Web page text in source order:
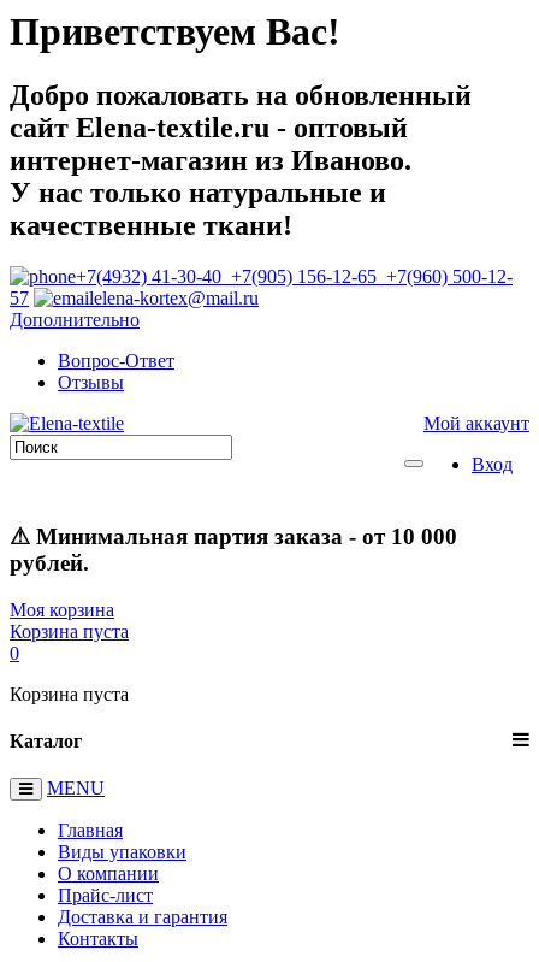
Приветствуем Вас!
Добро пожаловать на обновленный
сайт Elena-textile.ru - оптовый
интернет-магазин из Иваново.
У нас только натуральные и
качественные ткани!
+7(4932) 41-30-40 +7(905) 156-12-65 +7(960) 500-12-
57
elena-kortex@mail.ru
Дополнительно
Вопрос-Ответ
Отзывы
Мой аккаунт
Вход
⚠ Минимальная партия заказа - от 10 000
рублей.
Моя корзина
Корзина пуста
0
Корзина пуста
Каталог
MENU
Главная
Виды упаковки
О компании
Прайс-лист
Доставка и гарантия
Контакты